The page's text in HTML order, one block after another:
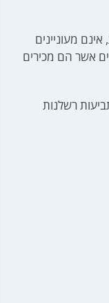
מעוניינים
אשר הם מכירים
רשלנות